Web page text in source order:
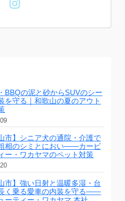
BBQの泥と砂からSUVのシー
を守る｜和歌山の夏のアウト
市】シニア犬の通院・介護で
相のシミとにおい——カービ
ー・ワカヤマのペット対策
市】強い日射と温暖多湿・台
く乗る愛車の内装を守る——